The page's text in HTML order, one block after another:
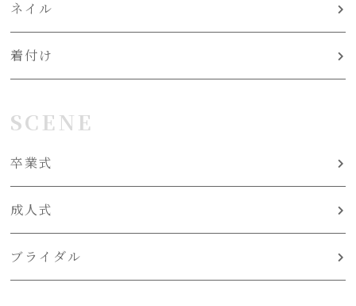
ネイル
着付け
SCENE
卒業式
成人式
ブライダル